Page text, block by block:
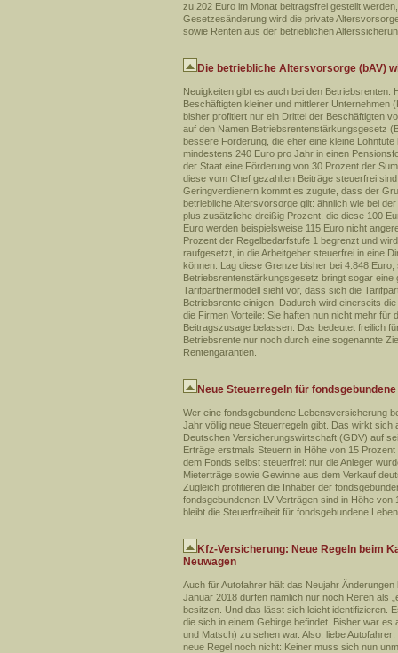
zu 202 Euro im Monat beitragsfrei gestellt
Gesetzesänderung wird die private
sowie Renten aus der betrieblichen
Die betriebliche Altersvorsorge (bAV)
Neuigkeiten gibt es auch bei den
Beschäftigten kleiner und mittlerer Unternehmen
bisher profitiert nur ein Drittel der Beschäftigten
auf den Namen Betriebsrentenstärkungsgesetz
bessere Förderung, die eher eine kleine
mindestens 240 Euro pro Jahr in einen
der Staat eine Förderung von 30 Prozent der
diese vom Chef gezahlten Beiträge steuerfrei
Geringverdienern kommt es zugute, dass der
betriebliche Altersvorsorge gilt: ähnlich wie bei
plus zusätzliche dreißig Prozent, die diese 100
Euro werden beispielsweise 115 Euro nicht
Prozent der Regelbedarfstufe 1 begrenzt und
raufgesetzt, in die Arbeitgeber steuerfrei in eine
können. Lag diese Grenze bisher bei 4.848
Betriebsrentenstärkungsgesetz bringt sogar
Tarifpartnermodell sieht vor, dass sich die
Betriebsrente einigen. Dadurch wird einerseits
die Firmen Vorteile: Sie haften nun nicht mehr
Beitragszusage belassen. Das bedeutet freilich
Betriebsrente nur noch durch eine sogenannte
Rentengarantien.
Neue Steuerregeln für
Wer eine fondsgebundene Lebensversicherung
Jahr völlig neue Steuerregeln gibt. Das wirkt
Deutschen Versicherungswirtschaft (GDV) auf
Erträge erstmals Steuern in Höhe von 15
dem Fonds selbst steuerfrei: nur die Anleger
Mieterträge sowie Gewinne aus dem Verkauf
Zugleich profitieren die Inhaber der
fondsgebundenen LV-Verträgen sind in Höhe
bleibt die Steuerfreiheit für fondsgebundene
Kfz-Versicherung: Neue Regeln beim
Neuwagen
Auch für Autofahrer hält das Neujahr
Januar 2018 dürfen nämlich nur noch Reifen als
besitzen. Und das lässt sich leicht identifizieren.
die sich in einem Gebirge befindet. Bisher war
und Matsch) zu sehen war. Also, liebe
neue Regel noch nicht: Keiner muss sich nun